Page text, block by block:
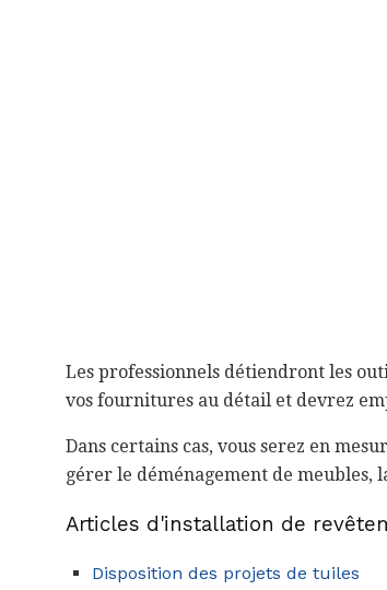
Les professionnels détiendront les
vos fournitures au détail et devrez
Dans certains cas, vous serez en
gérer le déménagement de
Articles d'installation de
Disposition des projets de tuiles